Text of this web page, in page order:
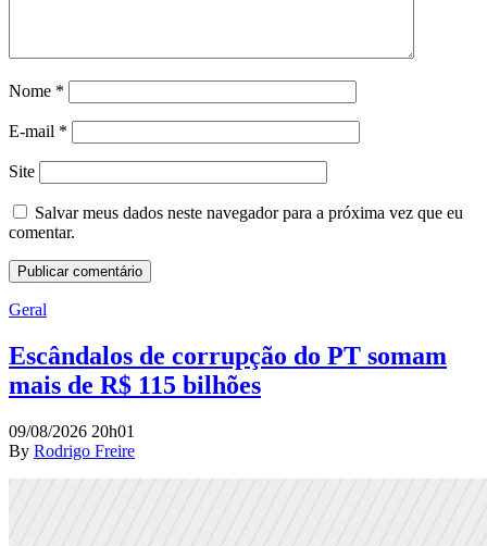
Nome *
E-mail *
Site
Salvar meus dados neste navegador para a próxima vez que eu
comentar.
Geral
Escândalos de corrupção do PT somam
mais de R$ 115 bilhões
09/08/2026 20h01
By Rodrigo Freire